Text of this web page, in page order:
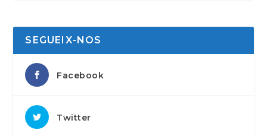
SEGUEIX-NOS
Facebook
Twitter